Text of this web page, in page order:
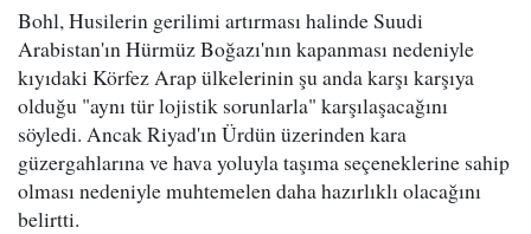
Bohl, Husilerin gerilimi artırması halinde Suudi
Arabistan'ın Hürmüz Boğazı'nın kapanması nedeniyle
kıyıdaki Körfez Arap ülkelerinin şu anda karşı karşıya
olduğu "aynı tür lojistik sorunlarla" karşılaşacağını
söyledi. Ancak Riyad'ın Ürdün üzerinden kara
güzergahlarına ve hava yoluyla taşıma seçeneklerine sahip
olması nedeniyle muhtemelen daha hazırlıklı olacağını
belirtti.